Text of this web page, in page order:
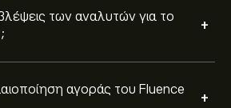
των αναλυτών για το
+
αγοράς του Fluence
+